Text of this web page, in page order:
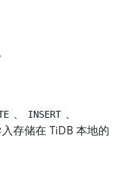
INSERT
存储在 TiDB 本地的